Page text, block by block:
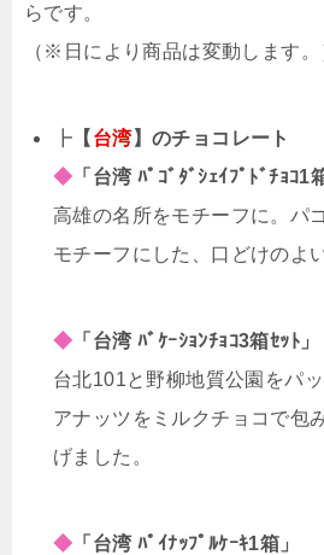
らです。
（※日により商品は変動します。
┣ 【 台湾】のチョコレート
◆ 「台湾 ﾊﾟｺﾞﾀﾞｼｪｲﾌﾟﾄﾞﾁｮｺ1
高雄の名所をモチーフに。パ
モチーフにした、口どけのよ
◆ 「台湾 ﾊﾞｹｰｼｮﾝﾁｮｺ3箱ｾｯﾄ」
台北101と野柳地質公園をパ
アナッツをミルクチョコで包
げました。
◆ 「台湾 ﾊﾟｲﾅｯﾌﾟﾙｹｰｷ1箱」